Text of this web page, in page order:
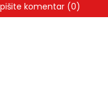
komentar (0)